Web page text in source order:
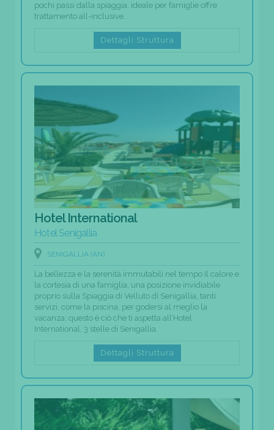
pochi passi dalla spiaggia, ideale per famiglie offre
trattamento all-inclusive.
Dettagli Struttura
Hotel International
Hotel Senigallia
SENIGALLIA (AN)
La bellezza e la serenità immutabili nel tempo Il calore e
la cortesia di una famiglia, una posizione invidiabile
proprio sulla Spiaggia di Velluto di Senigallia, tanti
servizi, come la piscina, per godersi al meglio la
vacanza: questo è ciò che ti aspetta all’Hotel
International, 3 stelle di Senigallia.
Dettagli Struttura